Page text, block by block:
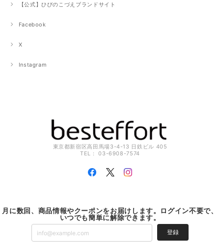
【公式】ひびのこづえブランドサイト
Facebook
X
Instagram
東京都新宿区高田馬場3-4-13 日鉄ビル 405
TEL： 03-6908-7574
月に数回、商品情報やクーポンをお届けします。ログイン不要で、
いつでも簡単に解除できます。
登録